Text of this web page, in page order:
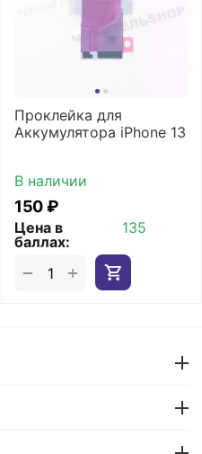
Проклейка для
Аккумулятора iPhone 13
В наличии
‍150‍₽
Цена в
баллах:
135
+
−